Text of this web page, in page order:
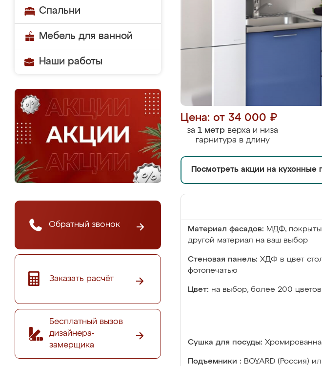
Спальни
Мебель для ванной
Наши работы
Обратный звонок
Заказать расчёт
Бесплатный вызов
дизайнера-
замерщика
Цена: от 34 000 ₽
за 1 метр верха и низа
гарнитура в длину
Посмотреть акции на кухонные
Материал фасадов: МДФ,
другой материал на ваш выбор
Стеновая панель: ХДФ в цвет
фотопечатью
Цвет: на выбор, более 200 цветов
Сушка для посуды:
Подъемники : BOYARD (Россия)